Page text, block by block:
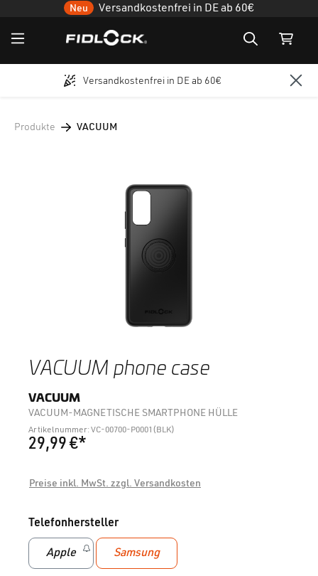
Zum Hauptinhalt springen
Neu Versandkostenfrei in DE ab 60€
Versandkostenfrei in DE ab 60€
Produkte VACUUM
Bildergalerie überspringen
VACUUM phone case
VACUUM
VACUUM-MAGNETISCHE SMARTPHONE HÜLLE
Artikelnummer: VC-00700-P0001(BLK)
29,99 €*
Preise inkl. MwSt. zzgl. Versandkosten
Telefonherstellerauswählen
Apple
(Diese Option ist zurzeit nicht verfügbar.)
Samsung